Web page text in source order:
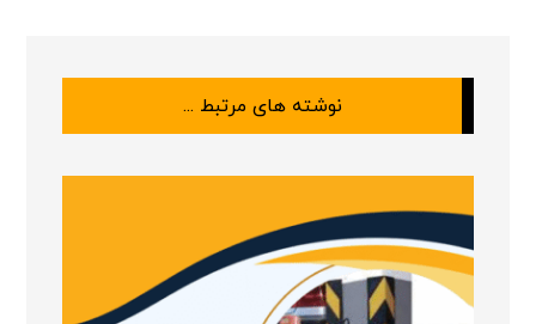
نوشته های مرتبط ...